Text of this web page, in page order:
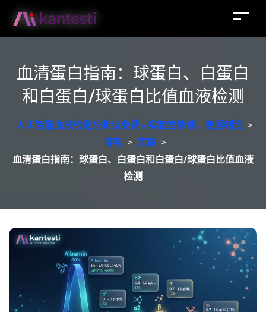
血清蛋白指南：球蛋白、白蛋白
和白蛋白/球蛋白比值血液检测
人工智能血液检测分析仪免费 - 实验室解读，德国制造 >
博客 > 文章 >
血清蛋白指南：球蛋白、白蛋白和白蛋白/球蛋白比值血液
检测